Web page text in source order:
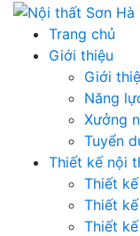
Skip
content
Trang chủ
Giới thiệu
Giới
Năng
Xưởng
Tuyển
Thiết kế nội
Thiết
Thiết
Thiết